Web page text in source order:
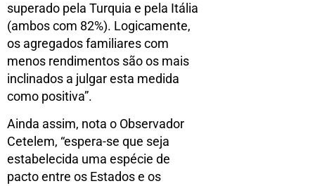
superado pela Turquia e pela Itália
(ambos com 82%). Logicamente,
os agregados familiares com
menos rendimentos são os mais
inclinados a julgar esta medida
como positiva”.
Ainda assim, nota o Observador
Cetelem, “espera-se que seja
estabelecida uma espécie de
pacto entre os Estados e os